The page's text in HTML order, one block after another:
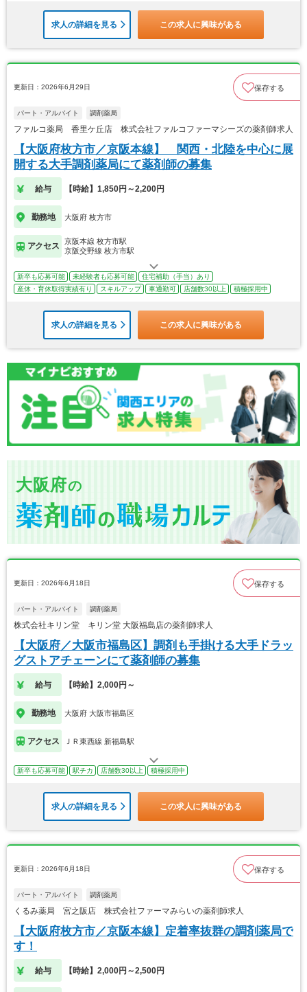
求人の詳細を見る この求人に興味がある
更新日：2026年6月29日 保存する
パート・アルバイト 調剤薬局
ファルコ薬局 香里ケ丘店 株式会社ファルコファーマシーズの薬剤師求人
【大阪府枚方市／京阪本線】 関西・北陸を中心に展
開する大手調剤薬局にて薬剤師の募集
給与 【時給】1,850円～2,200円
勤務地 大阪府 枚方市
アクセス
京阪本線 枚方市駅
京阪交野線 枚方市駅
新卒も応募可能 未経験者も応募可能
住宅補助（手当）あり
産休・育休取得実績有り
スキルアップ 車通勤可 店舗数30以上 積極採用中
求人の詳細を見る この求人に興味がある
大阪府の
更新日：2026年6月18日 保存する
パート・アルバイト 調剤薬局
株式会社キリン堂 キリン堂 大阪福島店の薬剤師求人
【大阪府／大阪市福島区】調剤も手掛ける大手ドラッ
グストアチェーンにて薬剤師の募集
給与 【時給】2,000円～
勤務地 大阪府 大阪市福島区
アクセス ＪＲ東西線 新福島駅
新卒も応募可能 駅チカ 店舗数30以上 積極採用中
求人の詳細を見る この求人に興味がある
更新日：2026年6月18日 保存する
パート・アルバイト 調剤薬局
くるみ薬局 宮之阪店 株式会社ファーマみらいの薬剤師求人
【大阪府枚方市／京阪本線】定着率抜群の調剤薬局で
す！
給与 【時給】2,000円～2,500円